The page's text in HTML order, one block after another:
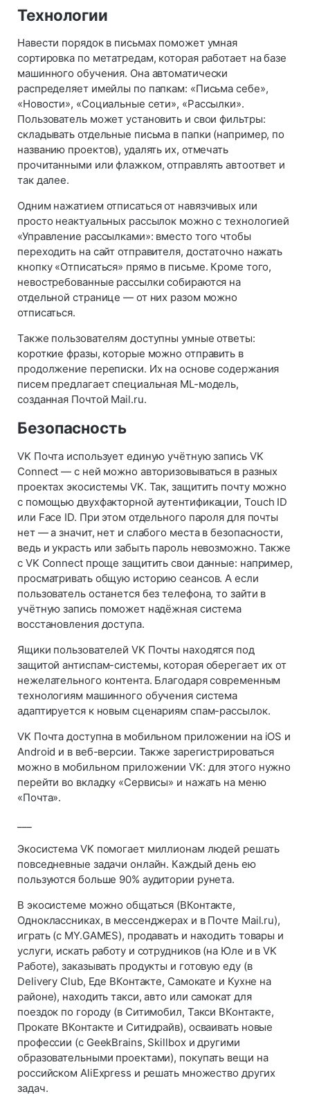
Технологии
Навести порядок в письмах поможет умная
сортировка по метатредам, которая работает на базе
машинного обучения. Она автоматически
распределяет имейлы по папкам: «Письма себе»,
«Новости», «Социальные сети», «Рассылки».
Пользователь может установить и свои фильтры:
складывать отдельные письма в папки (например, по
названию проектов), удалять их, отмечать
прочитанными или флажком, отправлять автоответ и
так далее.
Одним нажатием отписаться от навязчивых или
просто неактуальных рассылок можно с технологией
«Управление рассылками»: вместо того чтобы
переходить на сайт отправителя, достаточно нажать
кнопку «Отписаться» прямо в письме. Кроме того,
невостребованные рассылки собираются на
отдельной странице — от них разом можно
отписаться.
Также пользователям доступны умные ответы:
короткие фразы, которые можно отправить в
продолжение переписки. Их на основе содержания
писем предлагает специальная ML-модель,
созданная Почтой Mail.ru.
Безопасность
VK Почта использует единую учётную запись VK
Connect — с ней можно авторизовываться в разных
проектах экосистемы VK. Так, защитить почту можно
с помощью двухфакторной аутентификации, Touch ID
или Face ID. При этом отдельного пароля для почты
нет — а значит, нет и слабого места в безопасности,
ведь и украсть или забыть пароль невозможно. Также
с VK Connect проще защитить свои данные: например,
просматривать общую историю сеансов. А если
пользователь останется без телефона, то зайти в
учётную запись поможет надёжная система
восстановления доступа.
Ящики пользователей VK Почты находятся под
защитой антиспам-системы, которая оберегает их от
нежелательного контента. Благодаря современным
технологиям машинного обучения система
адаптируется к новым сценариям спам-рассылок.
VK Почта доступна в мобильном приложении на iOS и
Android и в веб-версии. Также зарегистрироваться
можно в мобильном приложении VK: для этого нужно
перейти во вкладку «Сервисы» и нажать на меню
«Почта».
Экосистема VK помогает миллионам людей решать
повседневные задачи онлайн. Каждый день ею
пользуются больше 90% аудитории рунета.
В экосистеме можно общаться (ВКонтакте,
Одноклассниках, в мессенджерах и в Почте Mail.ru),
играть (с MY.GAMES), продавать и находить товары и
услуги, искать работу и сотрудников (на Юле и в VK
Работе), заказывать продукты и готовую еду (в
Delivery Club, Еде ВКонтакте, Самокате и Кухне на
районе), находить такси, авто или самокат для
поездок по городу (в Ситимобил, Такси ВКонтакте,
Прокате ВКонтакте и Ситидрайв), осваивать новые
профессии (с GeekBrains, Skillbox и другими
образовательными проектами), покупать вещи на
российском AliExpress и решать множество других
задач.